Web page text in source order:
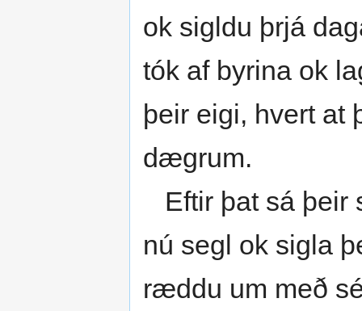
ok sigldu þrjá
tók af byrina ok
þeir eigi, hvert at
dægrum.
Eftir þat sá þeir
nú segl ok sigla
ræddu um með